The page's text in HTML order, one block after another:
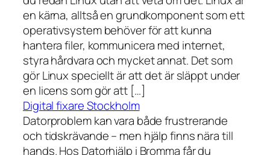
en kärna, alltså en grundkomponent som ett
operativsystem behöver för att kunna
hantera filer, kommunicera med internet,
styra hårdvara och mycket annat. Det som
gör Linux speciellt är att det är släppt under
en licens som gör att […]
Digital fixare Stockholm
Datorproblem kan vara både frustrerande
och tidskrävande – men hjälp finns nära till
hands. Hos Datorhjälp i Bromma får du